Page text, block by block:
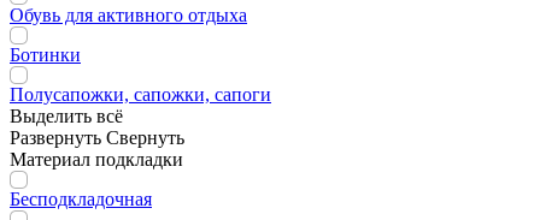
Обувь для активного отдыха
Ботинки
Полусапожки, сапожки, сапоги
Выделить всё
Развернуть Свернуть
Материал подкладки
Бесподкладочная